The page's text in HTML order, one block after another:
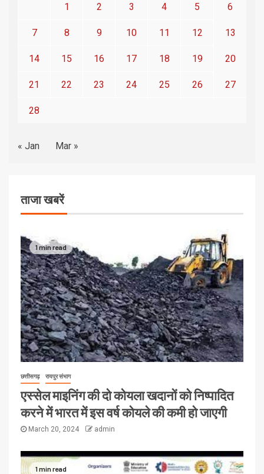
1 2 3 4 5 6
7 8 9 10 11 12 13
14 15 16 17 18 19 20
21 22 23 24 25 26 27
28
« Jan Mar »
ताजा खबरें
1 min read
छत्तीसगढ़ रायपुर संभाग
एस्सेल माइनिंग की दो कोयला खदानों को निष्पादित
करने में भारत में इस वर्ष कोयले की कमी हो जाएगी
March 20, 2024 admin
1 min read